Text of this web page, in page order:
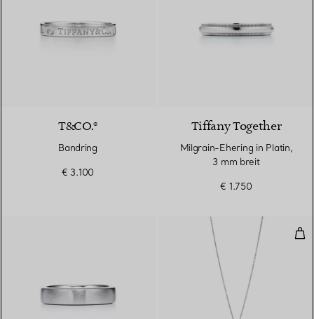
T&CO.®
Bandring
€ 3.100
Tiffany Together
Milgrain-Ehering in Platin,
3 mm breit
€ 1.750